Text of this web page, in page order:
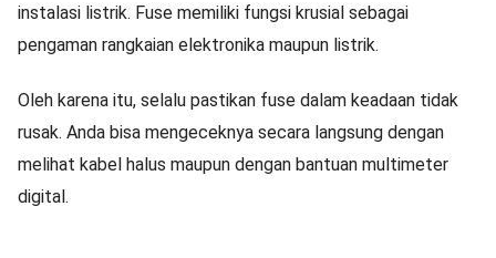
instalasi listrik. Fuse memiliki fungsi krusial sebagai
pengaman rangkaian elektronika maupun listrik.
Oleh karena itu, selalu pastikan fuse dalam keadaan tidak
rusak. Anda bisa mengeceknya secara langsung dengan
melihat kabel halus maupun dengan bantuan multimeter
digital.